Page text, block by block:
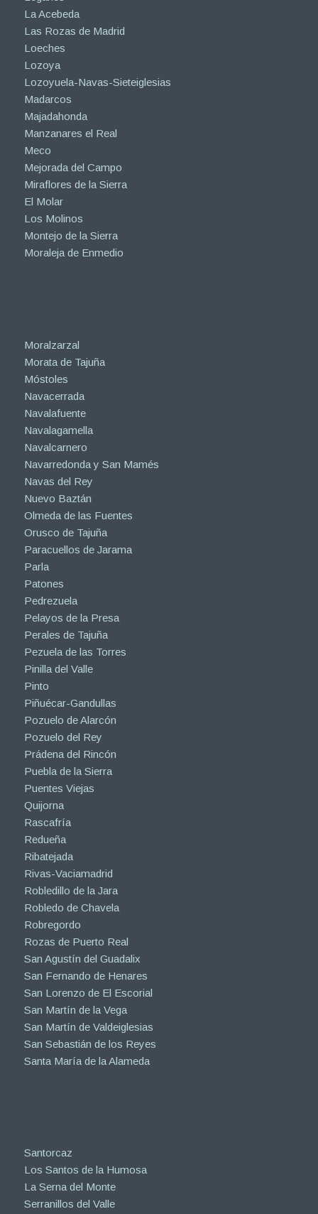
La Acebeda
Las Rozas de Madrid
Loeches
Lozoya
Lozoyuela-Navas-Sieteiglesias
Madarcos
Majadahonda
Manzanares el Real
Meco
Mejorada del Campo
Miraflores de la Sierra
El Molar
Los Molinos
Montejo de la Sierra
Moraleja de Enmedio
Moralzarzal
Morata de Tajuña
Móstoles
Navacerrada
Navalafuente
Navalagamella
Navalcarnero
Navarredonda y San Mamés
Navas del Rey
Nuevo Baztán
Olmeda de las Fuentes
Orusco de Tajuña
Paracuellos de Jarama
Parla
Patones
Pedrezuela
Pelayos de la Presa
Perales de Tajuña
Pezuela de las Torres
Pinilla del Valle
Pinto
Piñuécar-Gandullas
Pozuelo de Alarcón
Pozuelo del Rey
Prádena del Rincón
Puebla de la Sierra
Puentes Viejas
Quijorna
Rascafría
Redueña
Ribatejada
Rivas-Vaciamadrid
Robledillo de la Jara
Robledo de Chavela
Robregordo
Rozas de Puerto Real
San Agustín del Guadalix
San Fernando de Henares
San Lorenzo de El Escorial
San Martín de la Vega
San Martín de Valdeiglesias
San Sebastián de los Reyes
Santa María de la Alameda
Santorcaz
Los Santos de la Humosa
La Serna del Monte
Serranillos del Valle